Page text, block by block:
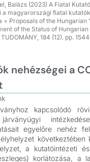
Balázs (2023) A Fiatal
a magyarországi fiatal
= Proposals of the Hungarian
of the Status of Hungarian
TUDOMÁNY, 184 (12). pp.
nehézségei a
kapcsolódó
járványügyi
egyelőre nehéz
következtében
a kutatóintézeti
korlátozása, a